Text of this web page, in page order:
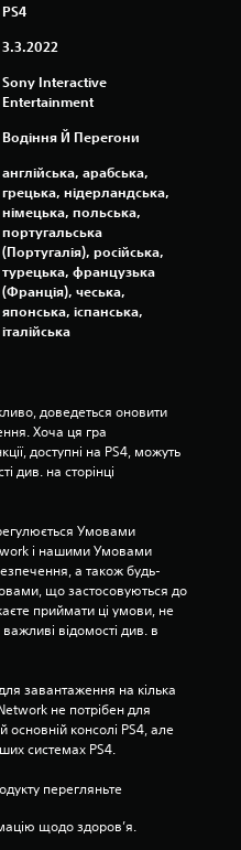
PS4
3.3.2022
Sony Interactive
Entertainment
Водіння Й Перегони
англійська, арабська,
грецька, нідерландська,
німецька, польська,
португальська
(Португалія), російська,
турецька, французька
(Франція), чеська,
японська, іспанська,
італійська
доведеться оновити
Хоча ця гра
доступні на PS4, можуть
див. на сторінці
Умовами
і нашими Умовами
а також будь-
що застосовуються до
приймати ці умови, не
відомості див. в
завантаження на кілька
не потрібен для
основній консолі PS4, але
системах PS4.
перегляньте
щодо здоров’я.